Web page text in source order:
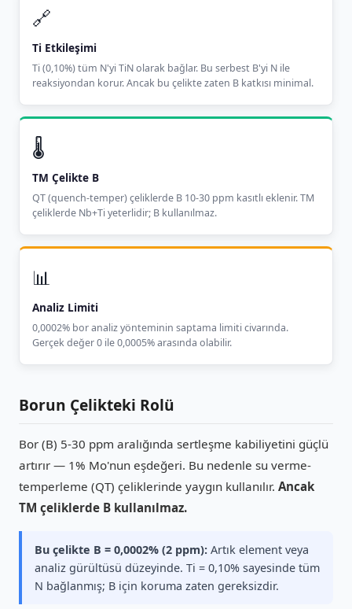
🔗
Ti Etkileşimi
Ti (0,10%) tüm N'yi TiN olarak bağlar. Bu serbest B'yi N ile
reaksiyondan korur. Ancak bu çelikte zaten B katkısı minimal.
🌡️
TM Çelikte B
QT (quench-temper) çeliklerde B 10-30 ppm kasıtlı eklenir. TM
çeliklerde Nb+Ti yeterlidir; B kullanılmaz.
📊
Analiz Limiti
0,0002% bor analiz yönteminin saptama limiti civarında.
Gerçek değer 0 ile 0,0005% arasında olabilir.
Borun Çelikteki Rolü
Bor (B) 5-30 ppm aralığında sertleşme kabiliyetini güçlü
artırır — 1% Mo'nun eşdeğeri. Bu nedenle su verme-
temperleme (QT) çeliklerinde yaygın kullanılır. Ancak
TM çeliklerde B kullanılmaz.
Bu çelikte B = 0,0002% (2 ppm): Artık element veya
analiz gürültüsü düzeyinde. Ti = 0,10% sayesinde tüm
N bağlanmış; B için koruma zaten gereksizdir.